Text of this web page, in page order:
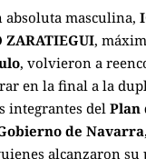
absoluta masculina,
ZARATIEGUI,
, volvieron a
en la final a la
integrantes del Plan
de
alcanzaron